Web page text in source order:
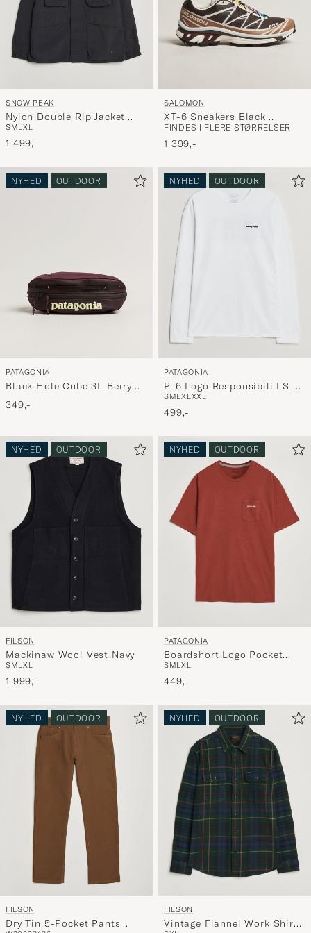
SNOW PEAK
Nylon Double Rip Jacket
Black
SMLXL
1 499,-
SALOMON
XT-6 Sneakers Black
Coffee/Burro
FINDES I FLERE STØRRELSER
1 399,-
NYHED OUTDOOR
PATAGONIA
Black Hole Cube 3L Berry
Fig
349,-
NYHED OUTDOOR
PATAGONIA
P-6 Logo Responsibili LS T-
Shirt Fiber White
SMLXLXXL
499,-
NYHED OUTDOOR
FILSON
Mackinaw Wool Vest Navy
SMLXL
1 999,-
NYHED OUTDOOR
PATAGONIA
Boardshort Logo Pocket
Responsibili T-Shirt Rusty
Red
SMLXL
449,-
NYHED OUTDOOR
FILSON
Dry Tin 5-Pocket Pants
NYHED OUTDOOR
FILSON
Vintage Flannel Work Shirt